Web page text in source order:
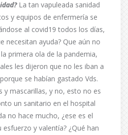
La tan vapuleada sanidad
y equipos de enfermería se
al covid19 todos los días,
necesitan ayuda? Que aún no
primera ola de la pandemia,
les dijeron que no les iban a
se habían gastado Vds.
y mascarillas, y no, esto no es
un sanitario en el hospital
no hace mucho, ¿ese es el
y valentía? ¿Qué han